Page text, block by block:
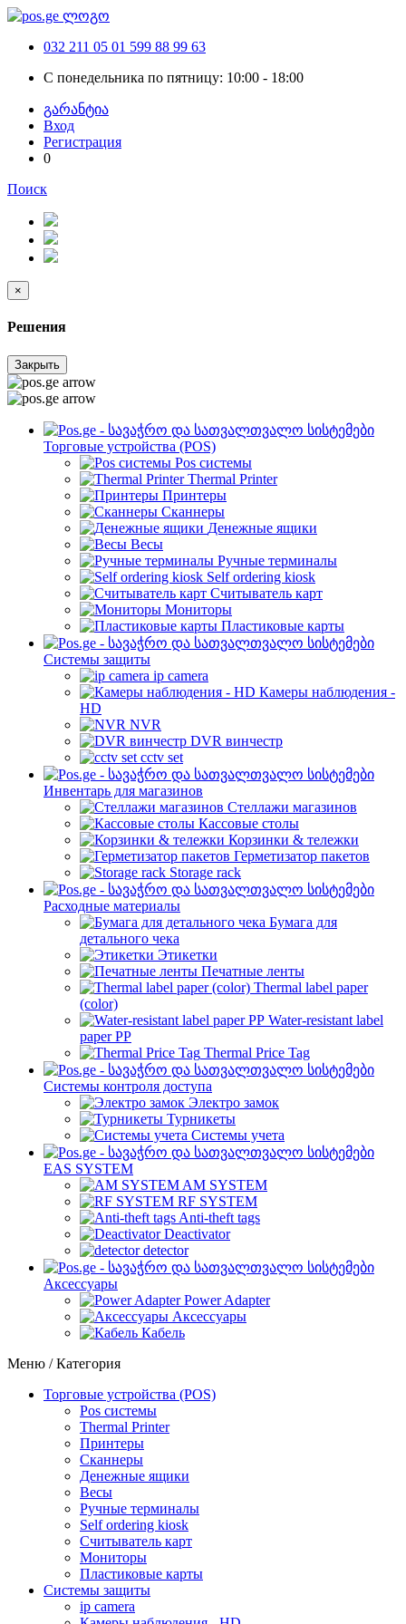
032 211 05 01 599 88 99 63
С понедельника по пятницу: 10:00 - 18:00
გარანტია
Вход
Регистрация
0
Поиск
×
Решения
Закрыть
Торговые устройства (POS)
Pos системы
Thermal Printer
Принтеры
Сканнеры
Денежные ящики
Весы
Ручные терминалы
Self ordering kiosk
Считыватель карт
Мониторы
Пластиковые карты
Cистемы защиты
ip camera
Камеры наблюдения -
HD
NVR
DVR винчестр
cctv set
Инвентарь для магазинов
Стеллажи магазинов
Кассовые столы
Корзинки & тележки
Герметизатор пакетов
Storage rack
Расходные материалы
Бумага для
детального чека
Этикетки
Печатные ленты
Thermal label paper
(color)
Water-resistant label
paper PP
Thermal Price Tag
Системы контроля доступа
Электро замок
Турникеты
Cистемы учета
EAS SYSTEM
AM SYSTEM
RF SYSTEM
Anti-theft tags
Deactivator
detector
Аксессуары
Power Adapter
Аксессуары
Кабель
Меню / Категория
Торговые устройства (POS)
Pos системы
Thermal Printer
Принтеры
Сканнеры
Денежные ящики
Весы
Ручные терминалы
Self ordering kiosk
Считыватель карт
Мониторы
Пластиковые карты
Cистемы защиты
ip camera